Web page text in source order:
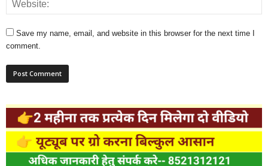
Save my name, email, and website in this browser for the next time I
comment.